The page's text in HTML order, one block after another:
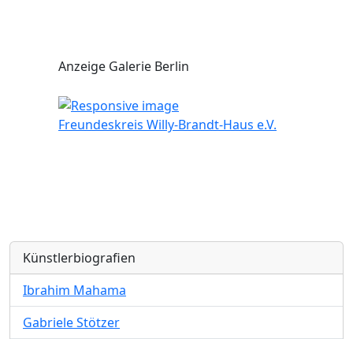
Anzeige Galerie Berlin
Freundeskreis Willy-Brandt-Haus e.V.
Künstlerbiografien
Ibrahim Mahama
Gabriele Stötzer